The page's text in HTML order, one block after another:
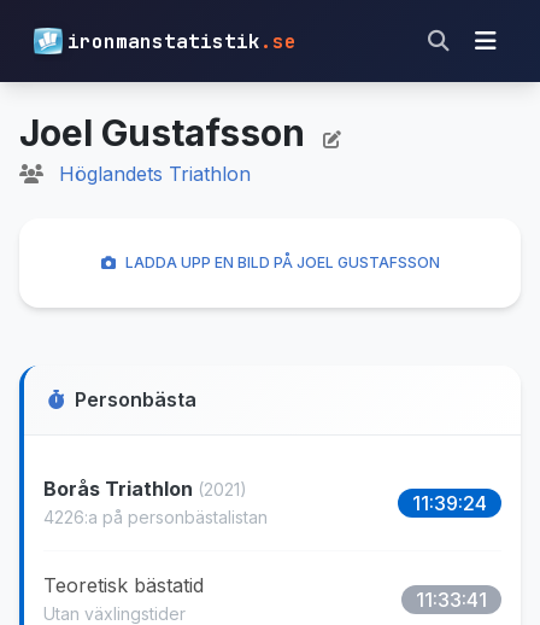
ironmanstatistik.se
Joel Gustafsson
Höglandets Triathlon
Personbästa
Borås Triathlon (2021)
4226:a på personbästalistan
11:39:24
Teoretisk bästatid
Utan växlingstider
11:33:41
LADDA UPP EN BILD PÅ JOEL GUSTAFSSON